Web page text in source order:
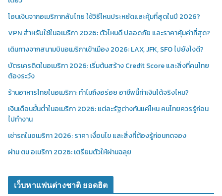
โอนเงินจากอเมริกากลับไทย ใช้วิธีไหนประหยัดและคุ้มที่สุดในปี 2026?
VPN สำหรับใช้ในอเมริกา 2026: ตัวไหนดี ปลอดภัย และราคาคุ้มค่าที่สุด?
เดินทางจากสนามบินอเมริกาเข้าเมือง 2026: LAX, JFK, SFO ไปยังไงดี?
บัตรเครดิตในอเมริกา 2026: เริ่มต้นสร้าง Credit Score และสิ่งที่คนไทย
ต้องระวัง
ร้านอาหารไทยในอเมริกา: ทำไมถึงอร่อย อาชีพนี้ทำเงินได้จริงไหม?
เงินเดือนขั้นต่ำในอเมริกา 2026: แต่ละรัฐต่างกันแค่ไหน คนไทยควรรู้ก่อน
ไปทำงาน
เช่ารถในอเมริกา 2026: ราคา เงื่อนไข และสิ่งที่ต้องรู้ก่อนกดจอง
ผ่าน ตม อเมริกา 2026: เตรียมตัวให้ผ่านฉลุย
เว็บหาแฟนต่างชาติ ยอดฮิต